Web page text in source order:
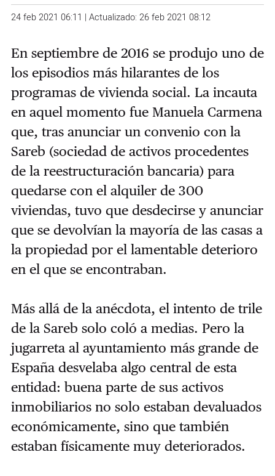
24 feb 2021 06:11 | Actualizado: 26 feb 2021 08:12
En septiembre de 2016 se produjo uno de
los episodios más hilarantes de los
programas de vivienda social. La incauta
en aquel momento fue Manuela Carmena
que, tras anunciar un convenio con la
Sareb (sociedad de activos procedentes
de la reestructuración bancaria) para
quedarse con el alquiler de 300
viviendas, tuvo que desdecirse y anunciar
que se devolvían la mayoría de las casas a
la propiedad por el lamentable deterioro
en el que se encontraban.
Más allá de la anécdota, el intento de trile
de la Sareb solo coló a medias. Pero la
jugarreta al ayuntamiento más grande de
España desvelaba algo central de esta
entidad: buena parte de sus activos
inmobiliarios no solo estaban devaluados
económicamente, sino que también
estaban físicamente muy deteriorados.